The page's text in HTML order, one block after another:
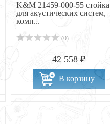
K&M 21459-000-55 стойка
для акустических систем,
комп...
(0)
42 558 ₽
В корзину